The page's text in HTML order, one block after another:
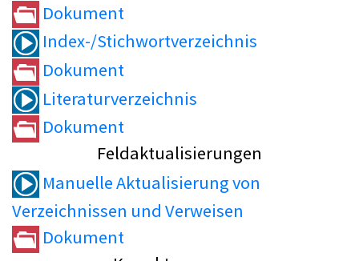
Dokument
Index-/Stichwortverzeichnis
Dokument
Literaturverzeichnis
Dokument
Feldaktualisierungen
Manuelle Aktualisierung von
Verzeichnissen und Verweisen
Dokument